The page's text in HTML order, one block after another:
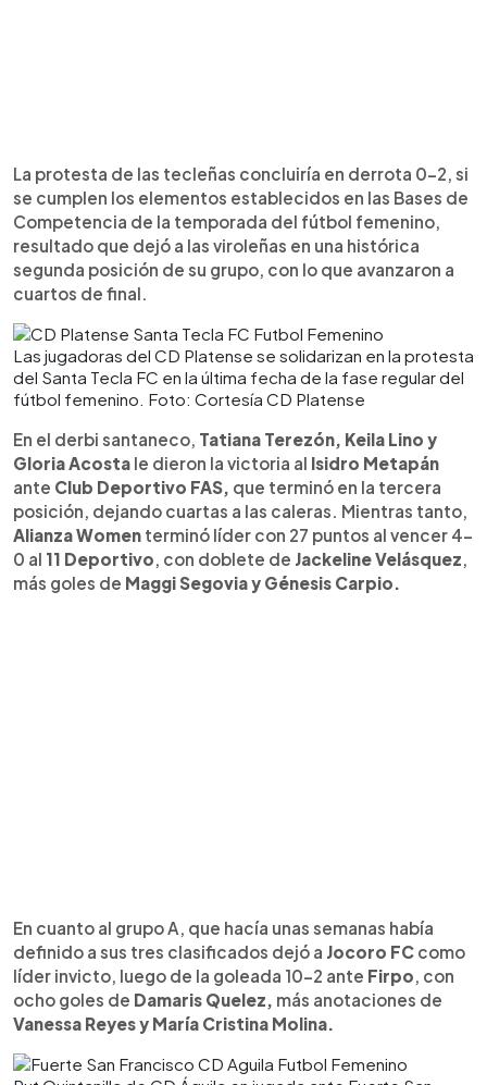
La protesta de las tecleñas concluiría en derrota 0-2, si
se cumplen los elementos establecidos en las Bases de
Competencia de la temporada del fútbol femenino,
resultado que dejó a las viroleñas en una histórica
segunda posición de su grupo, con lo que avanzaron a
cuartos de final.
Las jugadoras del CD Platense se solidarizan en la protesta
del Santa Tecla FC en la última fecha de la fase regular del
fútbol femenino. Foto: Cortesía CD Platense
En el derbi santaneco, Tatiana Terezón, Keila Lino y
Gloria Acosta le dieron la victoria al Isidro Metapán
ante Club Deportivo FAS, que terminó en la tercera
posición, dejando cuartas a las caleras. Mientras tanto,
Alianza Women terminó líder con 27 puntos al vencer 4-
0 al 11 Deportivo, con doblete de Jackeline Velásquez,
más goles de Maggi Segovia y Génesis Carpio.
En cuanto al grupo A, que hacía unas semanas había
definido a sus tres clasificados dejó a Jocoro FC como
líder invicto, luego de la goleada 10-2 ante Firpo, con
ocho goles de Damaris Quelez, más anotaciones de
Vanessa Reyes y María Cristina Molina.